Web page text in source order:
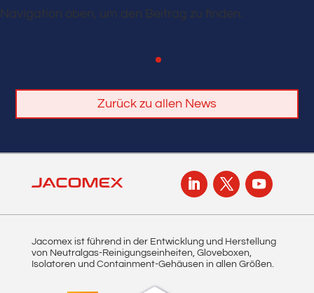
Navigation oben, um den Beitrag zu finden.
Zurück zu allen News
Jacomex ist führend in der Entwicklung und Herstellung
von Neutralgas-Reinigungseinheiten, Gloveboxen,
Isolatoren und Containment-Gehäusen in allen Größen.